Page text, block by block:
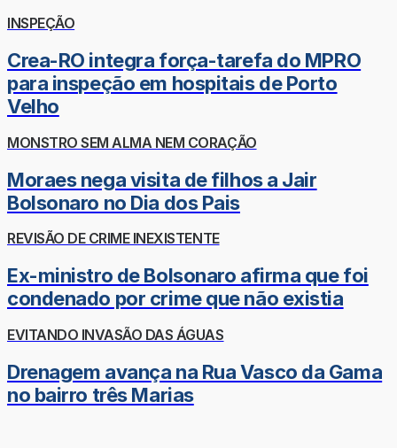
INSPEÇÃO
Crea-RO integra força-tarefa do MPRO
para inspeção em hospitais de Porto
Velho
MONSTRO SEM ALMA NEM CORAÇÃO
Moraes nega visita de filhos a Jair
Bolsonaro no Dia dos Pais
REVISÃO DE CRIME INEXISTENTE
Ex-ministro de Bolsonaro afirma que foi
condenado por crime que não existia
EVITANDO INVASÃO DAS ÁGUAS
Drenagem avança na Rua Vasco da Gama
no bairro três Marias